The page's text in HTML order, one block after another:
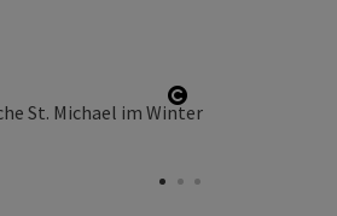
öffnen Copyright öffnen